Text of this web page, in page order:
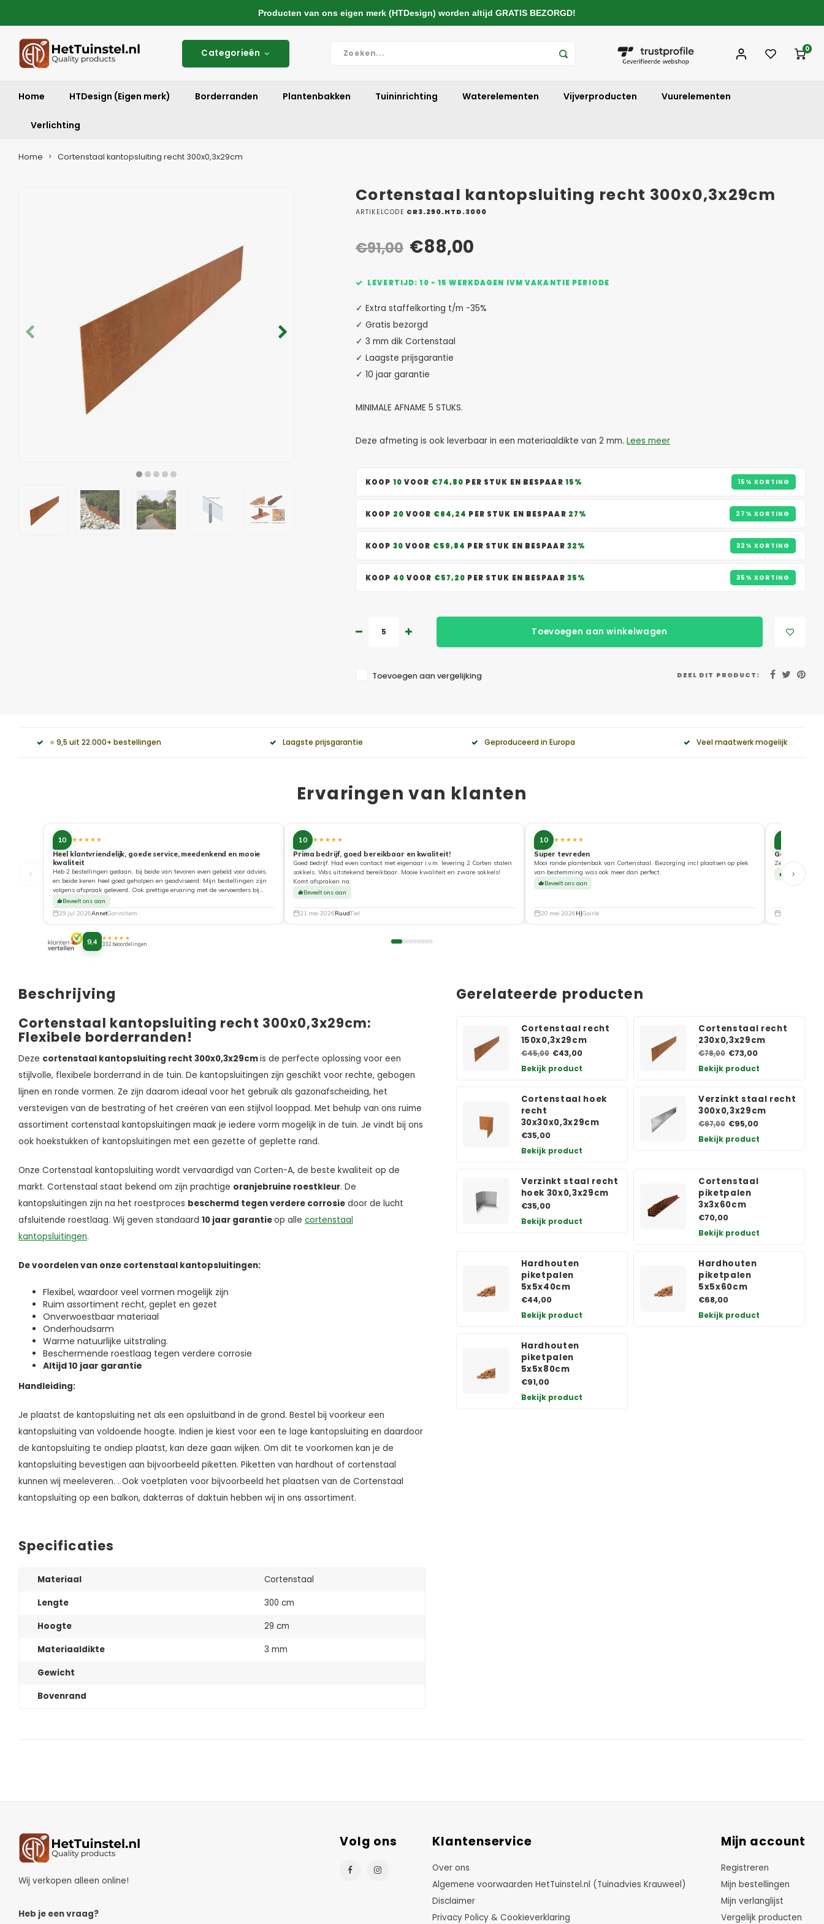
Categorieën 0
Home HTDesign (Eigen merk) Borderranden Plantenbakken Tuininrichting Waterelementen Vijverproducten Vuurelementen
Verlichting
Home Cortenstaal kantopsluiting recht 300x0,3x29cm
Cortenstaal kantopsluiting recht 300x0,3x29cm
ARTIKELCODE CR3.290.HTD.3000
€91,00 €88,00
LEVERTIJD: 10 - 15 WERKDAGEN IVM VAKANTIE PERIODE
✓ Extra staffelkorting t/m -35%
✓ Gratis bezorgd
✓ 3 mm dik Cortenstaal
✓ Laagste prijsgarantie
✓ 10 jaar garantie
MINIMALE AFNAME 5 STUKS.
Deze afmeting is ook leverbaar in een materiaaldikte van 2 mm. Lees meer
KOOP 10 VOOR €74,80 PER STUK EN BESPAAR 15% 15% KORTING
KOOP 20 VOOR €64,24 PER STUK EN BESPAAR 27% 27% KORTING
KOOP 30 VOOR €59,84 PER STUK EN BESPAAR 32% 32% KORTING
KOOP 40 VOOR €57,20 PER STUK EN BESPAAR 35% 35% KORTING
Toevoegen aan winkelwagen
Toevoegen aan vergelijking DEEL DIT PRODUCT:
⭐ 9,5 uit 22.000+ bestellingen Laagste prijsgarantie Geproduceerd in Europa Veel maatwerk mogelijk
Ervaringen van klanten
‹
10 ★★★★★
Heel klantvriendelijk, goede service, meedenkend en mooie
kwaliteit
Heb 2 bestellingen gedaan, bij beide van tevoren even gebeld voor advies,
en beide keren heel goed geholpen en geadviseerd. Mijn bestellingen zijn
volgens afspraak geleverd. Ook prettige ervaring met de vervoerders bij
aflevering. Top!
Beveelt ons aan
29 jul. 2026AnnetGorinchem
10 ★★★★★
Prima bedrijf, goed bereikbaar en kwaliteit!
Goed bedrijf. Had even contact met eigenaar i.v.m. levering 2 Corten stalen
sokkels. Was uitstekend bereikbaar. Mooie kwaliteit en zware sokkels!
Komt afspraken na.
Beveelt ons aan
21 mei 2026RuudTiel
10 ★★★★★
Super tevreden
Mooi ronde plantenbak van Cortenstaal. Bezorging incl plaatsen op plek
van bestemming was ook meer dan perfect.
Beveelt ons aan
20 mei 2026HJGoirle
Goede
Zeer tevreden
Beveelt ons
›
9,4 ★★★★★
332 beoordelingen
Beschrijving
Cortenstaal kantopsluiting recht 300x0,3x29cm:
Flexibele borderranden!
Deze cortenstaal kantopsluiting recht 300x0,3x29cmis de perfecte oplossing voor een
stijlvolle, flexibele borderrand in de tuin. De kantopsluitingen zijn geschikt voor rechte, gebogen
lijnen en ronde vormen. Ze zijn daarom ideaal voor het gebruik als gazonafscheiding, het
verstevigen van de bestrating of het creëren van een stijlvol looppad. Met behulp van ons ruime
assortiment cortenstaal kantopsluitingen maak je iedere vorm mogelijk in de tuin. Je vindt bij ons
ook hoekstukken of kantopsluitingen met een gezette of geplette rand.
Onze Cortenstaal kantopsluiting wordt vervaardigd van Corten-A, de beste kwaliteit op de
markt. Cortenstaal staat bekend om zijn prachtige oranjebruine roestkleur. De
kantopsluitingen zijn na het roestproces beschermd tegen verdere corrosie door de lucht
afsluitende roestlaag. Wij geven standaard 10 jaar garantieop alle cortenstaal
kantopsluitingen.
De voordelen van onze cortenstaal kantopsluitingen:
Flexibel, waardoor veel vormen mogelijk zijn
Ruim assortiment recht, geplet en gezet
Onverwoestbaar materiaal
Onderhoudsarm
Warme natuurlijke uitstraling.
Beschermende roestlaag tegen verdere corrosie
Altijd 10 jaar garantie
Handleiding:
Je plaatst de kantopsluiting net als een opsluitband in de grond. Bestel bij voorkeur een
kantopsluiting van voldoende hoogte. Indien je kiest voor een te lage kantopsluiting en daardoor
de kantopsluiting te ondiep plaatst, kan deze gaan wijken. Om dit te voorkomen kan je de
kantopsluiting bevestigen aan bijvoorbeeld piketten. Piketten van hardhout of cortenstaal
kunnen wij meeleveren. . Ook voetplaten voor bijvoorbeeld het plaatsen van de Cortenstaal
kantopsluiting op een balkon, dakterras of daktuin hebben wij in ons assortiment.
Specificaties
Materiaal
Cortenstaal
Lengte
300 cm
Hoogte
29 cm
Materiaaldikte
3 mm
Gewicht
Bovenrand
Gerelateerde producten
Cortenstaal recht
150x0,3x29cm
€45,00 €43,00
Bekijk product
Cortenstaal recht
230x0,3x29cm
€78,00 €73,00
Bekijk product
Cortenstaal hoek
recht
30x30x0,3x29cm
€35,00
Bekijk product
Verzinkt staal recht
300x0,3x29cm
€97,00 €95,00
Bekijk product
Verzinkt staal recht
hoek 30x0,3x29cm
€35,00
Bekijk product
Cortenstaal
piketpalen
3x3x60cm
€70,00
Bekijk product
Hardhouten
piketpalen
5x5x40cm
€44,00
Bekijk product
Hardhouten
piketpalen
5x5x60cm
€68,00
Bekijk product
Hardhouten
piketpalen
5x5x80cm
€91,00
Bekijk product
Wij verkopen alleen online!
Heb je een vraag?
Volg ons Klantenservice
Over ons
Algemene voorwaarden HetTuinstel.nl (Tuinadvies Krauweel)
Disclaimer
Privacy Policy & Cookieverklaring
Mijn account
Registreren
Mijn bestellingen
Mijn verlanglijst
Vergelijk producten
Producten van ons eigen merk (HTDesign) worden altijd GRATIS BEZORGD!